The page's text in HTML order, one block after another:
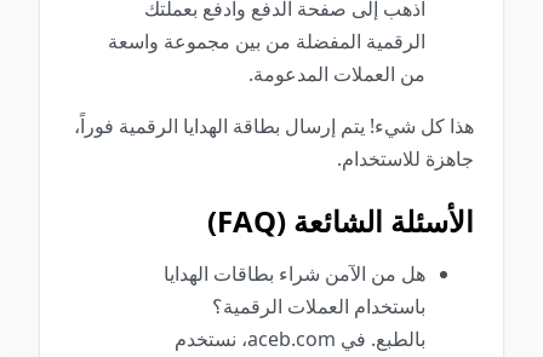
اذهب إلى صفحة الدفع وادفع بعملتك
الرقمية المفضلة من بين مجموعة واسعة
من العملات المدعومة.
هذا كل شيء! يتم إرسال بطاقة الهدايا الرقمية فوراً،
جاهزة للاستخدام.
الأسئلة الشائعة (FAQ)
هل من الآمن شراء بطاقات الهدايا
باستخدام العملات الرقمية؟
بالطبع. في aceb.com، نستخدم